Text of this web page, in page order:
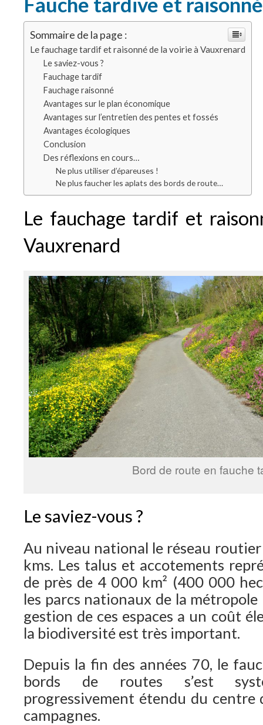
Sommaire de la page :
Le fauchage tardif et raisonné de la voirie à Vauxrenard
Le saviez-vous ?
Fauchage tardif
Fauchage raisonné
Avantages sur le plan économique
Avantages sur l’entretien des pentes et fossés
Avantages écologiques
Conclusion
Des réflexions en cours…
Ne plus utiliser d’épareuses !
Ne plus faucher les aplats des bords de route…
Le fauchage tardif et
Vauxrenard
Bord de route en fauche
Le saviez-vous ?
Au niveau national le réseau
kms. Les talus et accotements
de près de 4 000 km² (400 000
les parcs nationaux de la
gestion de ces espaces a un coût
la biodiversité est très important.
Depuis la fin des années 70, le
bords de routes s’est
progressivement étendu du centre
campagnes.